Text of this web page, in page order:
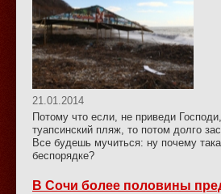
21.01.2014
Потому что если, не приведи
туапсинский пляж, то потом долго
Все будешь мучиться: ну почему
беспорядке?
В Сочи более половины